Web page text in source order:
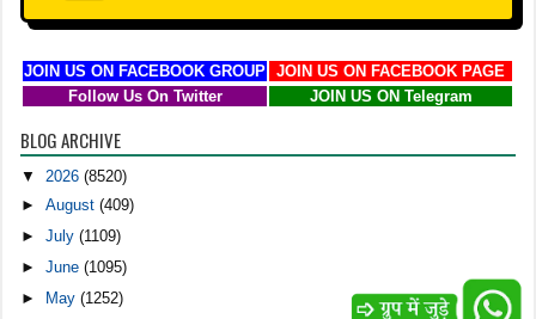
JOIN US ON FACEBOOK GROUP
JOIN US ON FACEBOOK PAGE
Follow Us On Twitter
JOIN US ON Telegram
BLOG ARCHIVE
▼ 2026(8520)
►August(409)
►July(1109)
►June(1095)
►
May(1252)